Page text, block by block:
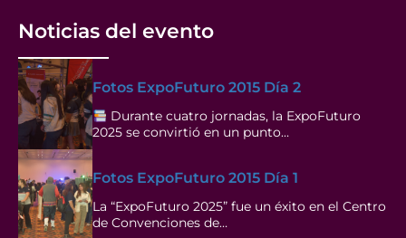
Noticias del evento
Fotos ExpoFuturo 2015 Día 2
Durante cuatro jornadas, la ExpoFuturo
2025 se convirtió en un punto…
Fotos ExpoFuturo 2015 Día 1
La “ExpoFuturo 2025” fue un éxito en el Centro
de Convenciones de…